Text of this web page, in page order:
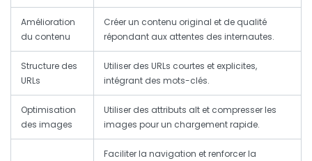
Amélioration
du contenu
Créer un contenu original et de qualité
répondant aux attentes des internautes.
Structure des
URLs
Utiliser des URLs courtes et explicites,
intégrant des mots-clés.
Optimisation
des images
Utiliser des attributs alt et compresser les
images pour un chargement rapide.
Faciliter la navigation et renforcer la